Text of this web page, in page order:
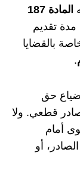
المادة 187
مدة تقديم
بالقضايا
.
ضياع حق
قطعي. ولا
أمام
أو